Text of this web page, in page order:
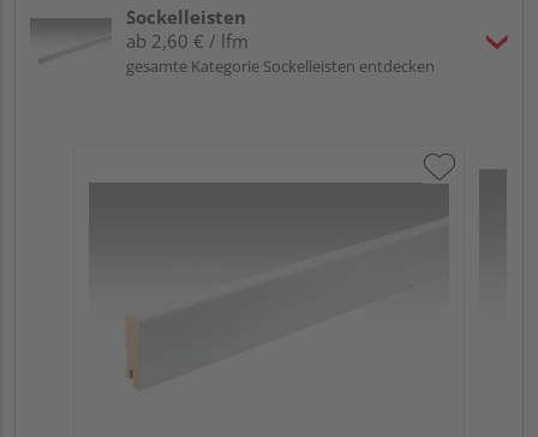
Sockelleisten
ab 2,60 € / lfm
gesamte Kategorie Sockelleisten entdecken